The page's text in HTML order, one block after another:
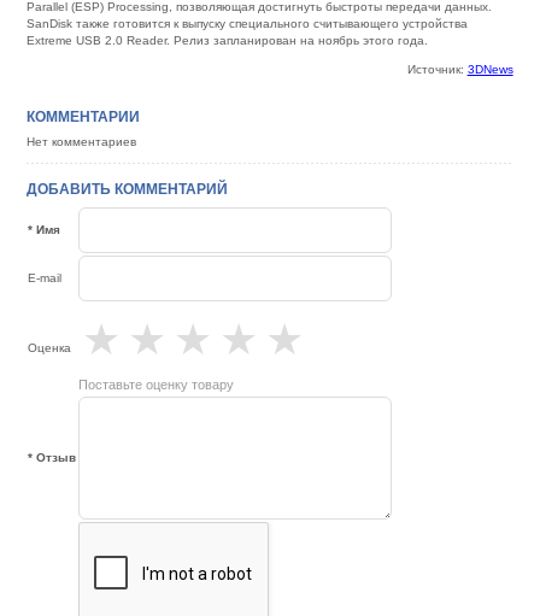
Parallel (ESP) Processing, позволяющая достигнуть быстроты передачи данных.
SanDisk также готовится к выпуску специального считывающего устройства
Extreme USB 2.0 Reader. Релиз запланирован на ноябрь этого года.
Источник: 3DNews
КОММЕНТАРИИ
Нет комментариев
ДОБАВИТЬ КОММЕНТАРИЙ
* Имя
E-mail
Оценка ★
★
★
★
★
Поставьте оценку товару
* Отзыв